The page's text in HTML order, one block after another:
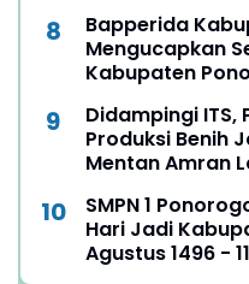
Bapperida
Mengucapkan
Kabupaten
Didampingi ITS,
Produksi Benih
Mentan Amran
SMPN 1
Hari Jadi
Agustus 1496 -